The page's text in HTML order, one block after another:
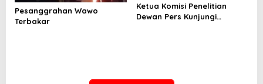
Pesanggrahan Wawo
Terbakar
Ketua Komisi Penelitian
Dewan Pers Kunjungi